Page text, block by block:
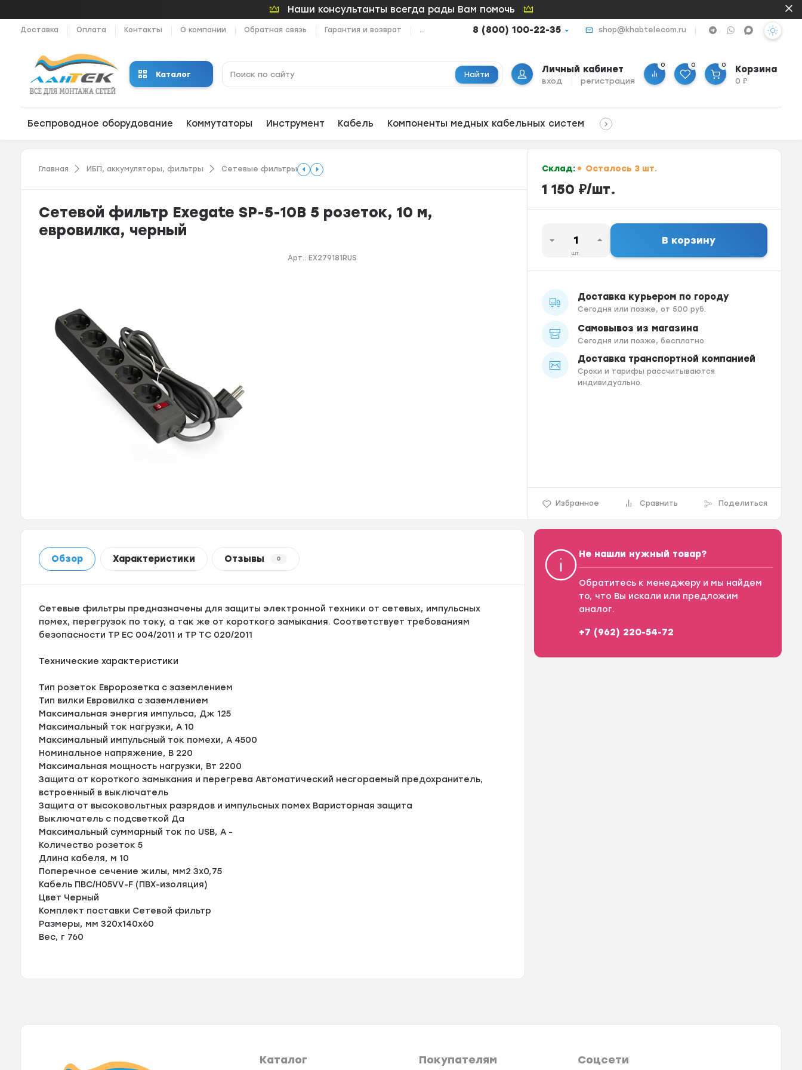
Наши консультанты всегда рады Вам помочь
Доставка Оплата Контакты О компании Обратная связь Гарантия и возврат ... 8 (800) 100-22-35 shop@khabtelecom.ru
Каталог Найти Личный кабинет
вход регистрация
0 0 0 Корзина
0₽
Беспроводное оборудование Коммутаторы Инструмент Кабель Компоненты медных кабельных систем
Главная ИБП, аккумуляторы, фильтры Сетевые фильтры
Сетевой фильтр Exegate SP-5-10B 5 розеток, 10 м,
евровилка, черный
Арт.: EX279181RUS
Склад: Осталось 3 шт.
1 150 ₽/шт.
шт.
В корзину
Доставка курьером по городу
Сегодня или позже, от 500 руб.
Самовывоз из магазина
Сегодня или позже, бесплатно
Доставка транспортной компанией
Сроки и тарифы рассчитываются
индивидуально.
Избранное Сравнить Поделиться
Обзор Характеристики Отзывы 0
Сетевые фильтры предназначены для защиты электронной техники от сетевых, импульсных
помех, перегрузок по току, а так же от короткого замыкания. Соответствует требованиям
безопасности TP ЕС 004/2011 и TP TC 020/2011
Технические характеристики
Тип розеток Евророзетка с заземлением
Тип вилки Евровилка с заземлением
Максимальная энергия импульса, Дж 125
Максимальный ток нагрузки, A 10
Максимальный импульсный ток помехи, A 4500
Номинальное напряжение, В 220
Максимальная мощность нагрузки, Вт 2200
Защита от короткого замыкания и перегрева Автоматический несгораемый предохранитель,
встроенный в выключатель
Защита от высоковольтных разрядов и импульсных помех Варисторная защита
Выключатель с подсветкой Да
Максимальный суммарный ток по USB, A -
Количество розеток 5
Длина кабеля, м 10
Поперечное сечение жилы, мм2 3x0,75
Кабель ПВС/H05VV-F (ПВХ-изоляция)
Цвет Черный
Комплект поставки Сетевой фильтр
Размеры, мм 320x140x60
Вес, г 760
Не нашли нужный товар?
Обратитесь к менеджеру и мы найдем
то, что Вы искали или предложим
аналог.
+7 (962) 220-54-72
Каталог Покупателям Соцсети